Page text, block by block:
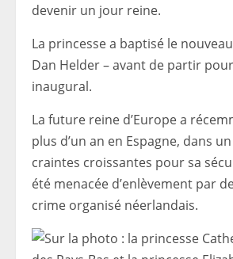
devenir un jour reine.
La princesse a baptisé le
Dan Helder – avant de partir
inaugural.
La future reine d’Europe a
plus d’un an en Espagne, dans
craintes croissantes pour sa
été menacée d’enlèvement par
crime organisé néerlandais.